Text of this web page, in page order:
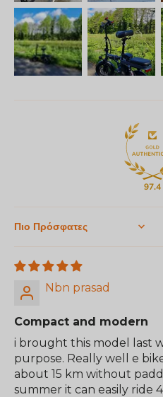
97.4
Sort by
Nbn prasad
Compact and modern
i brought this model last
purpose. Really well e
about 15 km without
summer it can easily ride